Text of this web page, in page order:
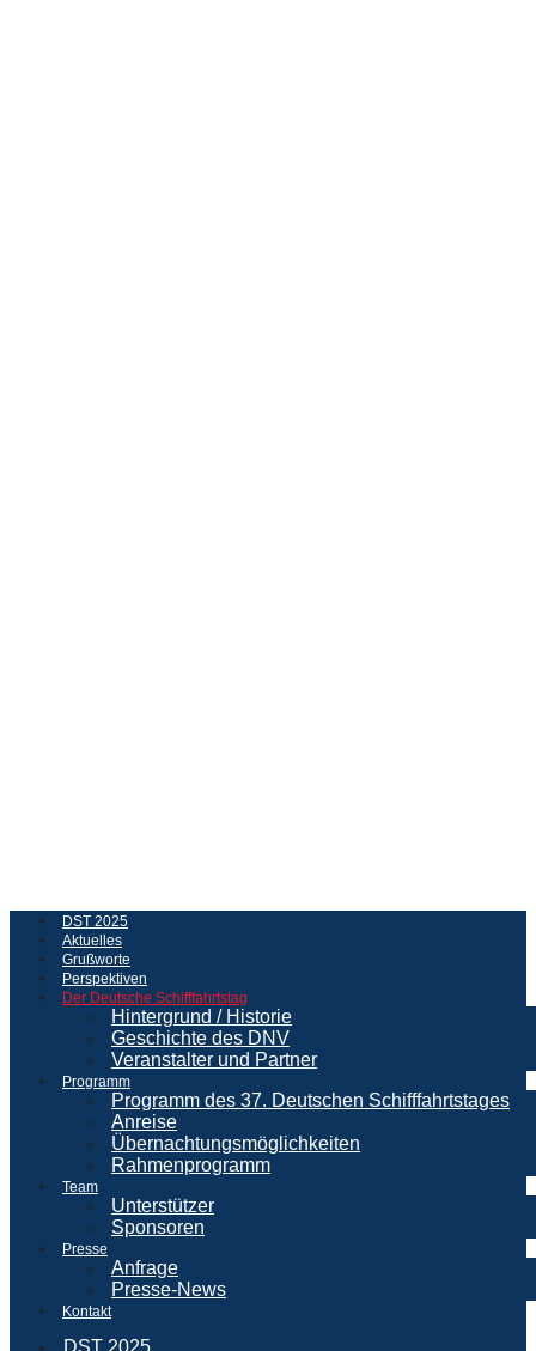
DST 2025
Aktuelles
Grußworte
Perspektiven
Der Deutsche Schifffahrtstag
Hintergrund / Historie
Geschichte des DNV
Veranstalter und Partner
Programm
Programm des 37. Deutschen Schifffahrtstages
Anreise
Übernachtungsmöglichkeiten
Rahmenprogramm
Team
Unterstützer
Sponsoren
Presse
Anfrage
Presse-News
Kontakt